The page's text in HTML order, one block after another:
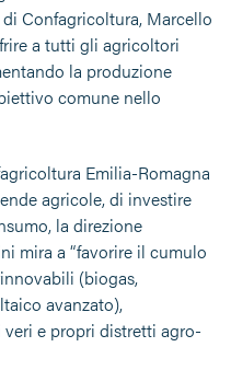
Confagricoltura, Marcello
a tutti gli agricoltori
la produzione
comune nello
Emilia-Romagna
agricole, di investire
la direzione
mira a “favorire il cumulo
(biogas,
avanzato),
e propri distretti agro-